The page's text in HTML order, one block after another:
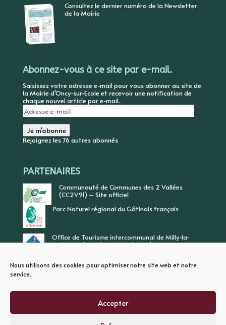
Nous utilisons des cookies pour optimiser notre site web et notre
service.
Accepter
Consultez le dernier numéro de la Newsletter
de la Mairie
Abonnez-vous à ce site par e-mail.
Saisissez votre adresse e-mail pour vous abonner au site de
la Mairie d'Oncy-sur-Ecole et recevoir une notification de
chaque nouvel article par e-mail.
Adresse
e-
mail
Je m'abonne
Rejoignez les 76 autres abonnés
PARTENAIRES
Communauté de Communes des 2 Vallées
(CC2V91) – Site officiel
Parc Naturel régional du Gâtinais français
Office de Tourisme intercommunal de Milly-la-
Forêt, Vallée de l’Ecole, Vallée de l’Essonne